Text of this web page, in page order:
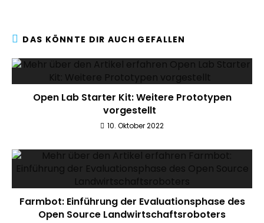
DAS KÖNNTE DIR AUCH GEFALLEN
Open Lab Starter Kit: Weitere Prototypen
vorgestellt
10. Oktober 2022
Farmbot: Einführung der Evaluationsphase des
Open Source Landwirtschaftsroboters